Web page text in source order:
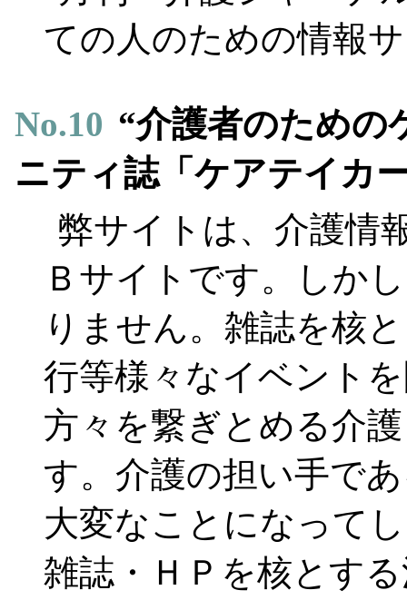
ての人のための情報
No.10 “介護者のための
ニティ誌「ケアテイカ
弊サイトは、介護情
Ｂサイトです。しか
りません。雑誌を核
行等様々なイベント
方々を繋ぎとめる介
す。介護の担い手で
大変なことになって
雑誌・ＨＰを核とす